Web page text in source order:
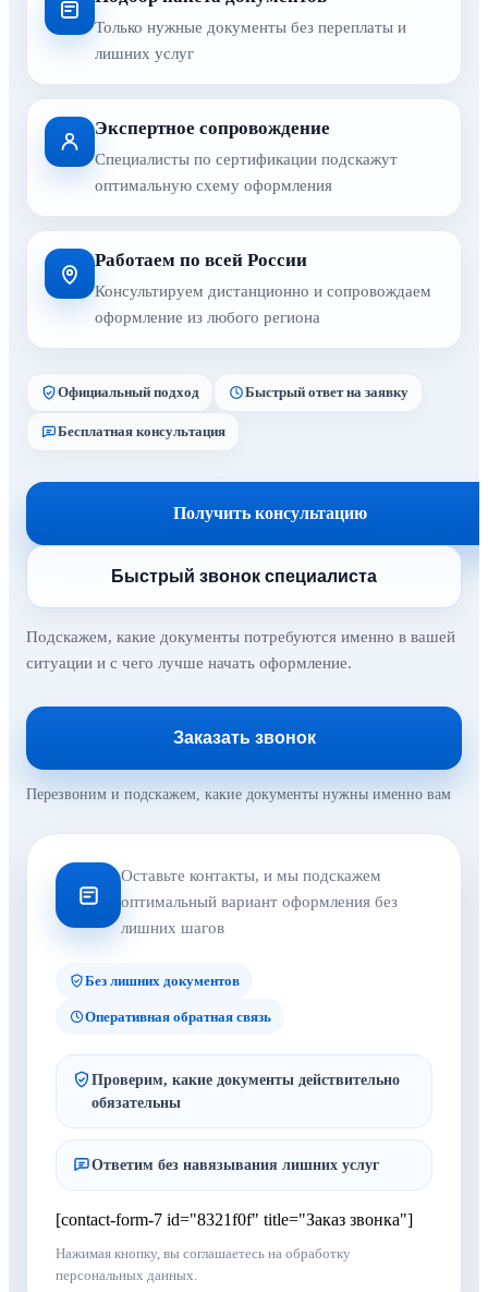
Только нужные документы без переплаты и
лишних услуг
Экспертное сопровождение
Специалисты по сертификации подскажут
оптимальную схему оформления
Работаем по всей России
Консультируем дистанционно и сопровождаем
оформление из любого региона
Официальный подход Быстрый ответ на заявку
Бесплатная консультация
Получить консультацию
Быстрый звонок специалиста
Подскажем, какие документы потребуются именно в вашей
ситуации и с чего лучше начать оформление.
Заказать звонок
Перезвоним и подскажем, какие документы нужны именно вам
Оставьте контакты, и мы подскажем
оптимальный вариант оформления без
лишних шагов
Без лишних документов
Оперативная обратная связь
Проверим, какие документы действительно
обязательны
Ответим без навязывания лишних услуг
[contact-form-7 id="8321f0f" title="Заказ звонка"]
Нажимая кнопку, вы соглашаетесь на обработку
персональных данных.